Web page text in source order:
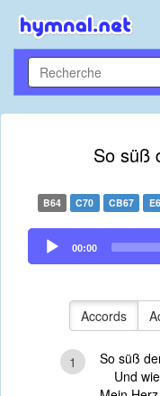
So süß
B64 C70 CB67
Audio
Player
00:00
Accords
1
So süß
Und wie